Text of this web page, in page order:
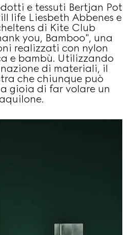
e tessuti Bertjan Pot
life Liesbeth Abbenes e
di Kite Club
you, Bamboo", una
realizzati con nylon
e bambù. Utilizzando
di materiali, il
che chiunque può
gioia di far volare un